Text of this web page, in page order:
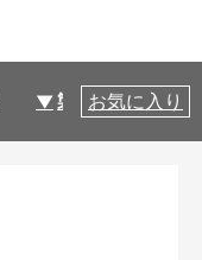
製品仕様
お気に入り